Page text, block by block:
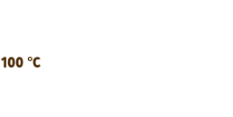
100 °C